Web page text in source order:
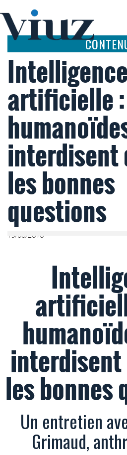
Intelligence
artificielle
interdisent
les bonnes
questions
19/06/2016
interdisent
les bonnes
Un entretien
Grimaud,